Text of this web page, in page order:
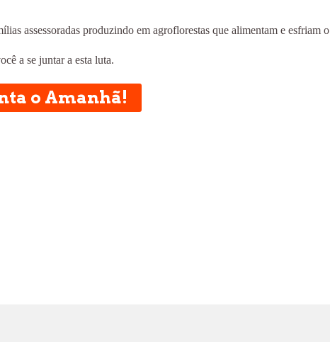
assessoradas produzindo em agroflorestas que alimentam e esfriam
a se juntar a esta luta.
o Amanhã!